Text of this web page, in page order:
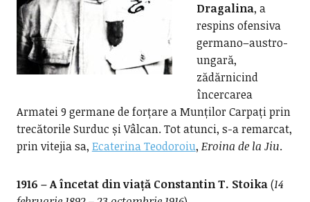
Dragalina, a
respins ofensiva
germano–austro-
ungară,
zădărnicind
încercarea
Armatei 9 germane de forțare a Munților Carpați prin
trecătorile Surduc și Vâlcan. Tot atunci, s-a remarcat,
prin vitejia sa, Ecaterina Teodoroiu, Eroina de la Jiu.
1916 – A încetat din viață Constantin T. Stoika(14